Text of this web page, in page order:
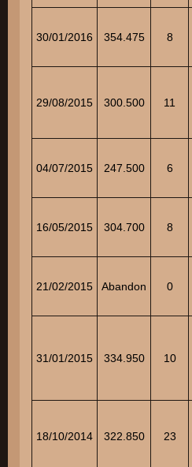
30/01/2016 354.475 8
29/08/2015 300.500 11
04/07/2015 247.500 6
16/05/2015 304.700 8
21/02/2015 Abandon 0
31/01/2015 334.950 10
18/10/2014 322.850 23